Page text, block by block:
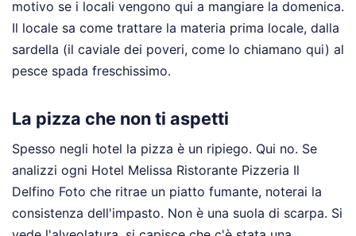
motivo se i locali vengono qui a mangiare la domenica.
Il locale sa come trattare la materia prima locale, dalla
sardella (il caviale dei poveri, come lo chiamano qui) al
pesce spada freschissimo.
La pizza che non ti aspetti
Spesso negli hotel la pizza è un ripiego. Qui no. Se
analizzi ogni Hotel Melissa Ristorante Pizzeria Il
Delfino Foto che ritrae un piatto fumante, noterai la
consistenza dell'impasto. Non è una suola di scarpa. Si